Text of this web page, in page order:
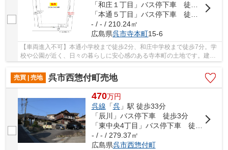
「和庄１丁目」バス停下車 徒歩4分
「本通５丁目」バス停下車 徒歩4分
- / - / 210.24㎡
広島県呉市寺本町15-6
【車両進入不可】本通小学校まで徒歩2分、和庄中学校まで徒歩7分。学
校や公園が近く、日々の暮らしに安心感のある寺本町の土地です。建築
売買 | 売地
呉市西惣付町売地
470万円
呉線 「呉」駅 徒歩33分
「辰川」バス停下車 徒歩3分
- / - / 279.37㎡
広島県呉市西惣付町